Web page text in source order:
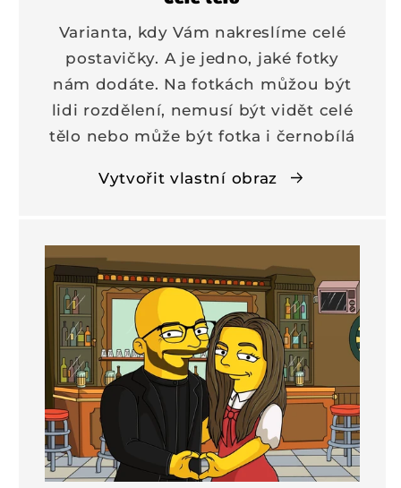
Varianta, kdy Vám nakreslíme celé
postavičky. A je jedno, jaké fotky
nám dodáte. Na fotkách můžou být
lidi rozdělení, nemusí být vidět celé
tělo nebo může být fotka i černobílá
Vytvořit vlastní obraz